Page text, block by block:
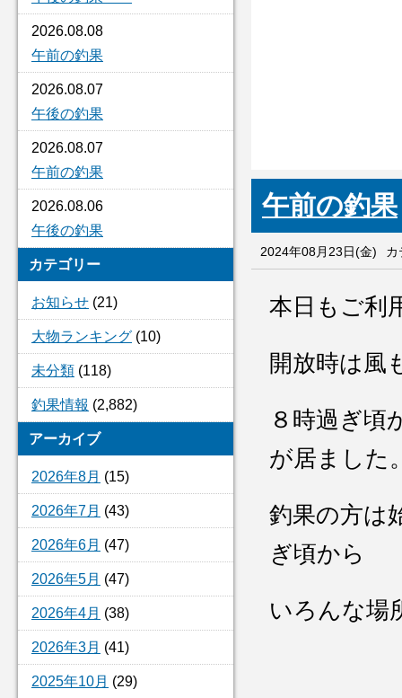
2026.08.08
午前の釣果
2026.08.07
午後の釣果
2026.08.07
午前の釣果
2026.08.06
午後の釣果
カテゴリー
お知らせ (21)
大物ランキング (10)
未分類 (118)
釣果情報 (2,882)
アーカイブ
2026年8月 (15)
2026年7月 (43)
2026年6月 (47)
2026年5月 (47)
2026年4月 (38)
2026年3月 (41)
2025年10月 (29)
午前の釣果
2024年08月23日(金) カ
本日もご利
開放時は風
８時過ぎ
が居ました
釣果の方は
ぎ頃から
いろんな場